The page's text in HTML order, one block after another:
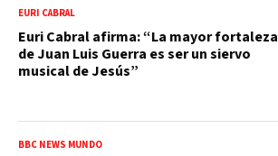
EURI CABRAL
Euri Cabral afirma: “La mayor fortaleza
de Juan Luis Guerra es ser un siervo
musical de Jesús”
BBC NEWS MUNDO